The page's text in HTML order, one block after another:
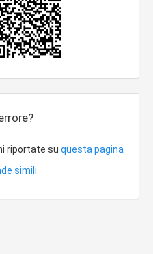
riportate suquesta pagina
simili